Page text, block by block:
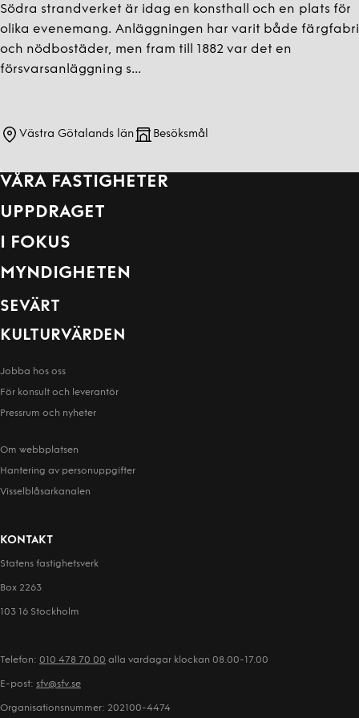
Södra strandverket är idag en konsthall och en plats för
olika evenemang. Anläggningen har varit både
och nödbostäder, men fram till 1882 var det en
försvarsanläggning s...
Västra Götalands län Besöksmål
VÅRA FASTIGHETER
UPPDRAGET
I FOKUS
MYNDIGHETEN
SEVÄRT
KULTURVÄRDEN
Jobba hos oss
För konsult och leverantör
Pressrum och nyheter
Om webbplatsen
Hantering av person­uppgifter
Visselblåsarkanalen
KONTAKT
Statens fastighetsverk
Box 2263
103 16 Stockholm
Telefon: 010 478 70 00 alla vardagar klockan 08.00-17.00
E-post: sfv@sfv.se
Organisationsnummer: 202100-4474